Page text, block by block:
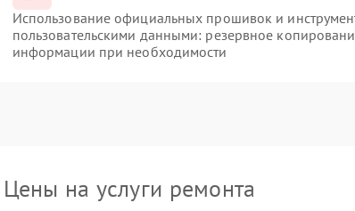
Использование официальных прошивок и
пользовательскими данными: резервное
информации при необходимости
Цены на услуги ремонта